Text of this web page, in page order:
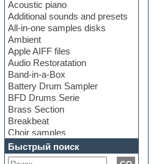
Acoustic piano
Additional sounds and presets
All-in-one samples disks
Ambient
Apple AIFF files
Audio Restoratation
Band-in-a-Box
Battery Drum Sampler
BFD Drums Serie
Brass Section
Breakbeat
Choir samples
Chris Hein Samples
Cinematic samples
Быстрый поиск